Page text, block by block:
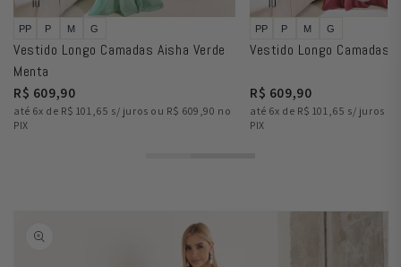
PP P M G
Vestido Longo Camadas Aisha Verde
Menta
R$ 609,90
até 6x de R$ 101,65 s/ juros ou R$ 609,90 no
PIX
PP P M G
Vestido Longo Camadas
R$ 609,90
até 6x de R$ 101,65 s/ juros
PIX
informações